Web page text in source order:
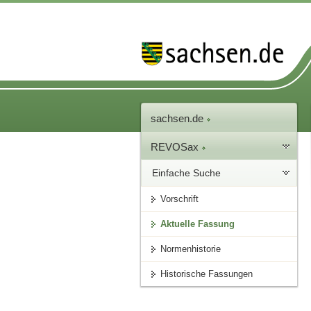
sachsen.de
REVOSax
Einfache Suche
Vorschrift
Aktuelle Fassung
Normenhistorie
Historische Fassungen